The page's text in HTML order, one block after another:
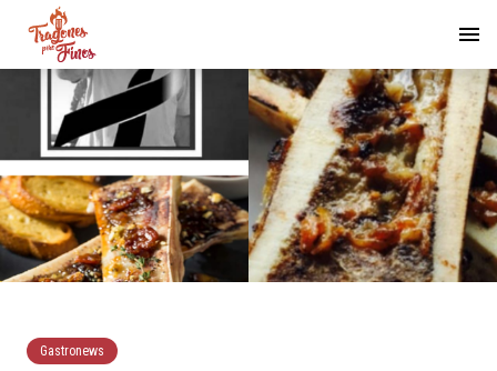
Gastronews